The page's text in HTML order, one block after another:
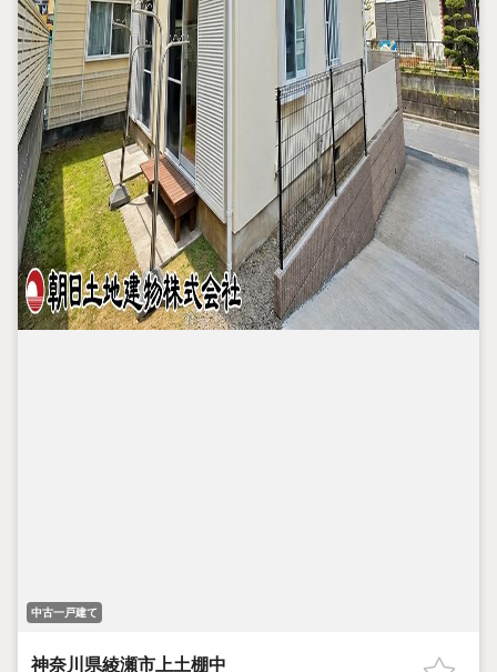
中古一戸建て
神奈川県綾瀬市上土棚中